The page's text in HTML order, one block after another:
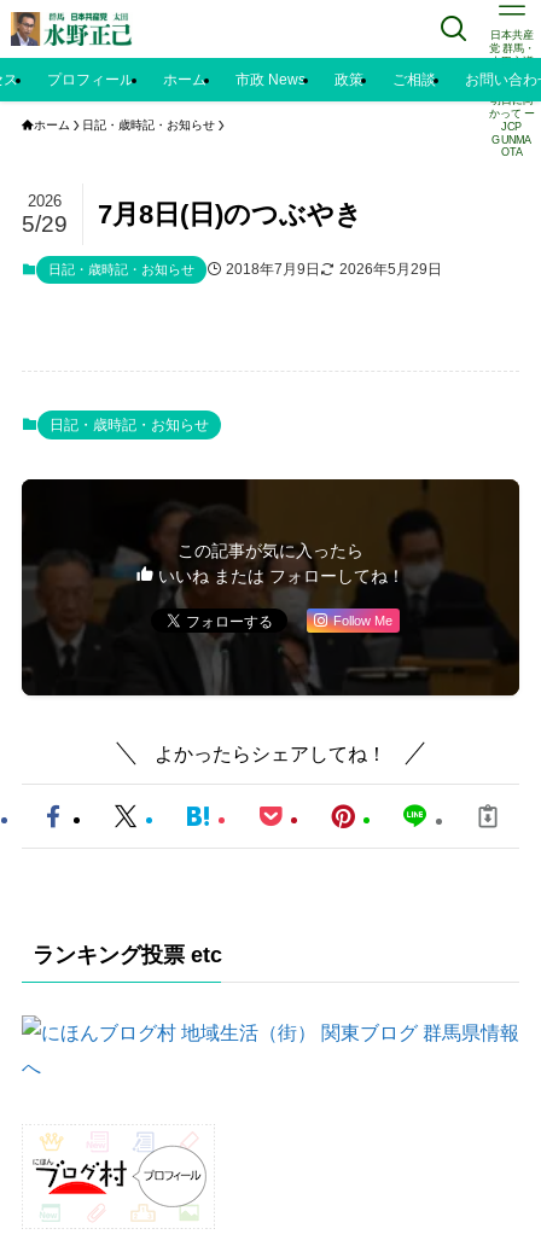
日本共産
党 群馬・
太田市議
水野正己
のブログ |
明日に向
かって ー
JCP
GUNMA
OTA
ス プロフィール ホーム 市政 News 政策 ご相談 お問い合わ
ホーム 日記・歳時記・お知らせ
7月8日(日)のつぶやき
2026
5/29
日記・歳時記・お知らせ 2018年7月9日 2026年5月29日
日記・歳時記・お知らせ
この記事が気に入ったら
いいね または フォローしてね！
Follow Me
よかったらシェアしてね！
ランキング投票 etc